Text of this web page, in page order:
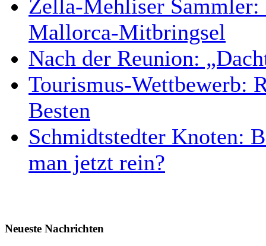
Zella-Mehliser
Mallorca-Mitbringsel
Nach der Reunion:
Tourismus-Wettbewerb:
Besten
Schmidtstedter Knoten:
man jetzt rein?
Neueste Nachrichten